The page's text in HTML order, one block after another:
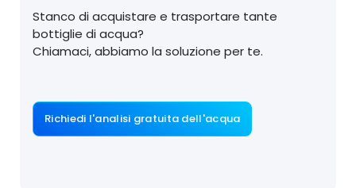
Stanco di acquistare e trasportare tante
bottiglie di acqua?
Chiamaci, abbiamo la soluzione per te.
Richiedi l'analisi gratuita dell'acqua